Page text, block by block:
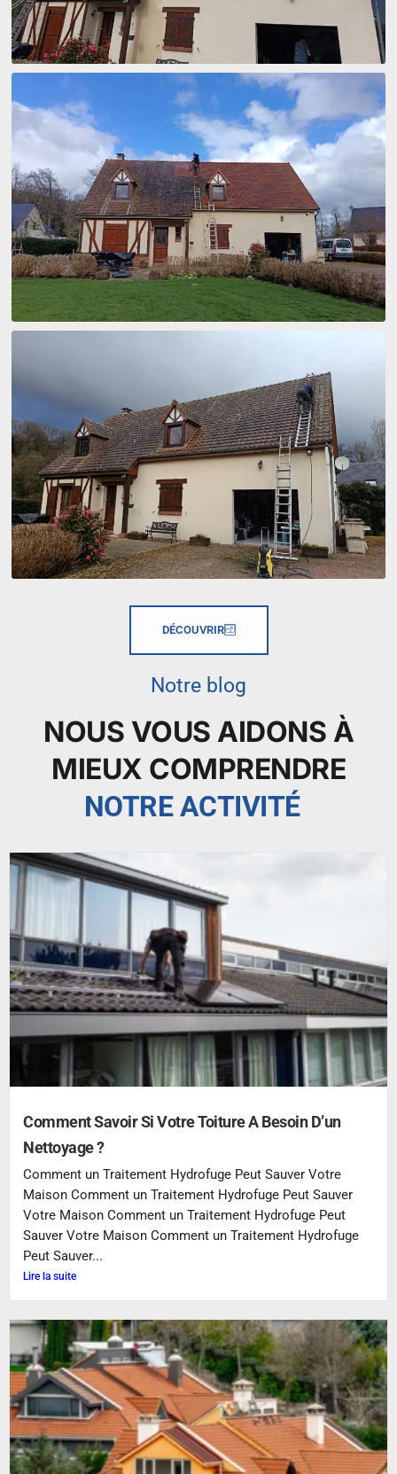
DÉCOUVRIR
Notre blog
NOUS VOUS AIDONS À
MIEUX COMPRENDRE
NOTRE ACTIVITÉ
Comment Savoir Si Votre Toiture A Besoin D’un
Nettoyage ?
Comment un Traitement Hydrofuge Peut Sauver Votre
Maison Comment un Traitement Hydrofuge Peut Sauver
Votre Maison Comment un Traitement Hydrofuge Peut
Sauver Votre Maison Comment un Traitement Hydrofuge
Peut Sauver...
Lire la suite